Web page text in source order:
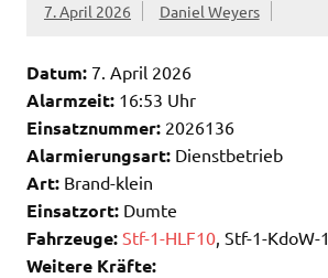
7. April 2026 Daniel Weyers
Datum: 7. April 2026
Alarmzeit: 16:53 Uhr
Einsatznummer: 2026136
Alarmierungsart: Dienstbetrieb
Art: Brand-klein
Einsatzort: Dumte
Fahrzeuge: Stf-1-HLF10 , Stf-1-KdoW-1
Weitere Kräfte: